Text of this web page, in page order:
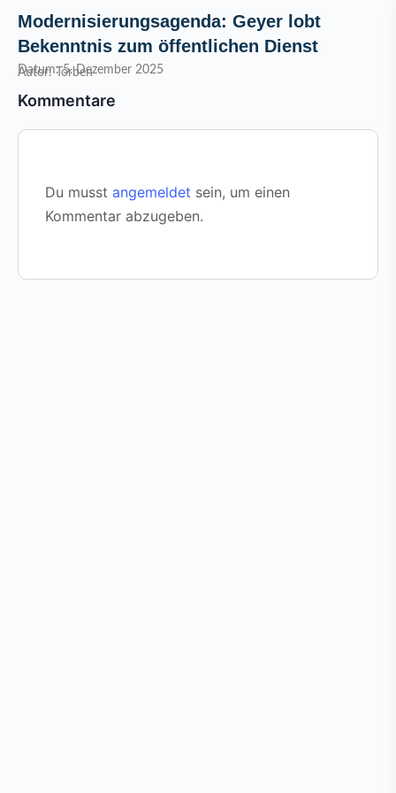
Modernisierungsagenda: Geyer lobt
Bekenntnis zum öffentlichen Dienst
Datum: 5. Dezember 2025
Autor: Torben
Kommentare
Du musst angemeldet sein, um einen
Kommentar abzugeben.